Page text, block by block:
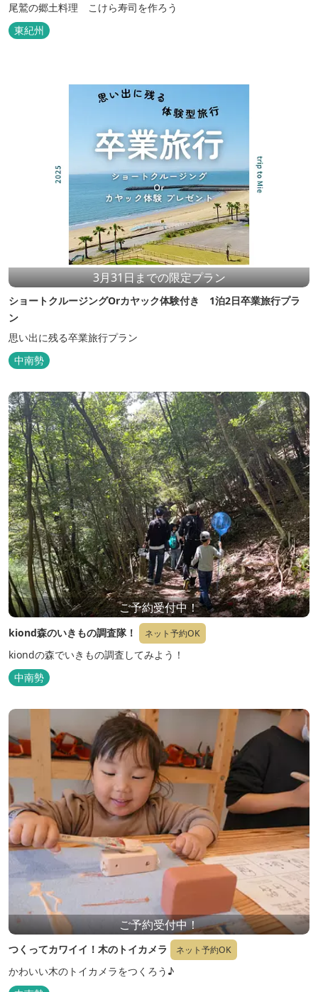
尾鷲の郷土料理 こけら寿司を作ろう
東紀州
3月31日までの限定プラン
ショートクルージングOrカヤック体験付き 1泊2日卒業旅行プラ
ン
思い出に残る卒業旅行プラン
中南勢
ご予約受付中！
kiond森のいきもの調査隊！ ネット予約OK
kiondの森でいきもの調査してみよう！
中南勢
ご予約受付中！
つくってカワイイ！木のトイカメラ ネット予約OK
かわいい木のトイカメラをつくろう♪